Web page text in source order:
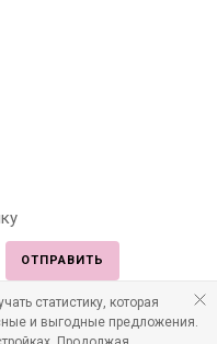
ОТПРАВИТЬ
статистику, которая
и выгодные предложения.